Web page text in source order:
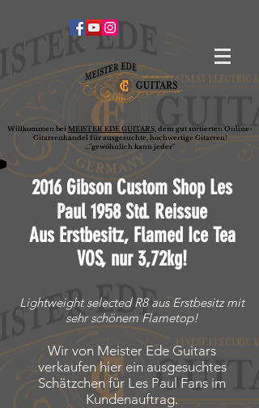
Willkommen bei MEISTER EDE GUITARS,dem gut sortierten Online-
Gitarrenhandel für ausgesuchte, hochwertige Gitarren!
..."gewöhnlich kann jeder"
2016 Gibson Custom Shop Les
Paul 1958 Std. Reissue
Aus Erstbesitz, Flamed Ice Tea
VOS, nur 3,72kg!
Lightweight selectedR8 aus Erstbesitz mit
sehr schönem Flametop!
Wir von Meister Ede Guitars
verkaufen hier ein ausgesuchtes
Schätzchen für Les Paul Fans im
Kundenauftrag.